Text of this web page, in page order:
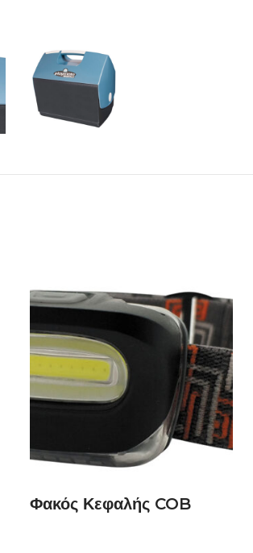
ΔΙΑΒΆΣΤΕ
ΠΕΡΙΣΣΌΤΕΡΑ
Φακός Κεφαλής COB